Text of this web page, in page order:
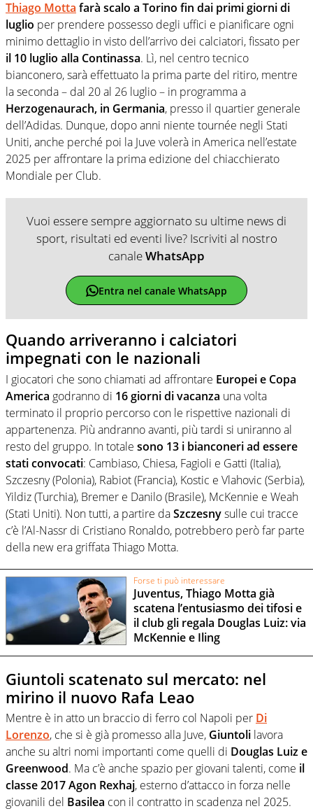
Thiago Motta farà scalo a Torino fin dai primi giorni di
luglio per prendere possesso degli uffici e pianificare ogni
minimo dettaglio in visto dell’arrivo dei calciatori, fissato per
il 10 luglio alla Continassa. Lì, nel centro tecnico
bianconero, sarà effettuato la prima parte del ritiro, mentre
la seconda – dal 20 al 26 luglio – in programma a
Herzogenaurach, in Germania, presso il quartier generale
dell’Adidas. Dunque, dopo anni niente tournée negli Stati
Uniti, anche perché poi la Juve volerà in America nell’estate
2025 per affrontare la prima edizione del chiacchierato
Mondiale per Club.
Vuoi essere sempre aggiornato su ultime news di
sport, risultati ed eventi live? Iscriviti al nostro
canaleWhatsApp
Entra nel canale WhatsApp
Quando arriveranno i calciatori
impegnati con le nazionali
I giocatori che sono chiamati ad affrontare Europei e Copa
America godranno di 16 giorni di vacanza una volta
terminato il proprio percorso con le rispettive nazionali di
appartenenza. Più andranno avanti, più tardi si uniranno al
resto del gruppo. In totale sono 13 i bianconeri ad essere
stati convocati: Cambiaso, Chiesa, Fagioli e Gatti (Italia),
Szczesny (Polonia), Rabiot (Francia), Kostic e Vlahovic (Serbia),
Yildiz (Turchia), Bremer e Danilo (Brasile), McKennie e Weah
(Stati Uniti). Non tutti, a partire daSzczesnysulle cui tracce
c’è l’Al-Nassr di Cristiano Ronaldo, potrebbero però far parte
della new era griffata Thiago Motta.
Forse ti può interessare
Juventus, Thiago Motta già
scatena l’entusiasmo dei tifosi e
il club gli regala Douglas Luiz: via
McKennie e Iling
Giuntoli scatenato sul mercato: nel
mirino il nuovo Rafa Leao
Mentre è in atto un braccio di ferro col Napoli per Di
Lorenzo, che si è già promesso alla Juve, Giuntoli lavora
anche su altri nomi importanti come quelli di Douglas Luiz e
Greenwood. Ma c’è anche spazio per giovani talenti, come il
classe 2017 Agon Rexhaj, esterno d’attacco in forza nelle
giovanili del Basilea con il contratto in scadenza nel 2025.